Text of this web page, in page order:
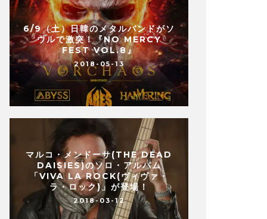
6/9（土）日韓のメタルバンドがソ
ウルで激突！『NO MERCY
FEST VOL.8』
2018-05-13
マルコ・メンドーサ(THE DEAD
DAISIES)のソロ・アルバム
「VIVA LA ROCK(ヴィヴァ・
ラ・ロック)」が登場！
2018-03-12